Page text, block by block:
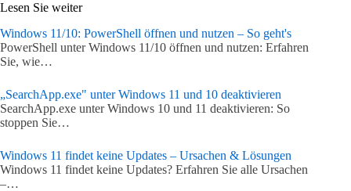
Lesen Sie weiter
Windows 11/10: PowerShell öffnen und nutzen – So geht's
PowerShell unter Windows 11/10 öffnen und nutzen: Erfahren
Sie, wie…
„SearchApp.exe" unter Windows 11 und 10 deaktivieren
SearchApp.exe unter Windows 10 und 11 deaktivieren: So
stoppen Sie…
Windows 11 findet keine Updates – Ursachen & Lösungen
Windows 11 findet keine Updates? Erfahren Sie alle Ursachen
–…